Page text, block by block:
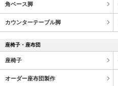
角ベース脚
カウンターテーブル脚
座椅子・座布団
座椅子
オーダー座布団製作